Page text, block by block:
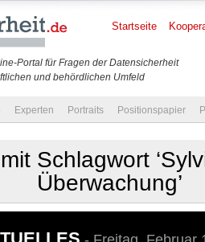
Portal für Fragen der Datensicherheit
und behördlichen Umfeld
Startseite
Experten Portraits Positionspapier
Schlagwort
Überwachung’